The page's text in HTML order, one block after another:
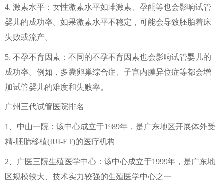
4. 激素水平：女性激素水平如雌激素、孕酮等也会影响试管
婴儿的成功率。如果激素水平不稳定，可能会导致胚胎着床
失败或流产。
5. 不孕不育因素：不同的不孕不育因素也会影响试管婴儿的
成功率。例如，多囊卵巢综合症、子宫内膜异位症等都会增
加试管婴儿的难度和失败率。
广州三代试管医院排名
1、中山一院：该中心成立于1989年，是广东地区开展体外受
精-胚胎移植(IUI-ET)的医疗机构
2、广医三院生殖医学中心：该中心成立于1999年，是广东地
区规模较大、技术实力较强的生殖医学中心之一